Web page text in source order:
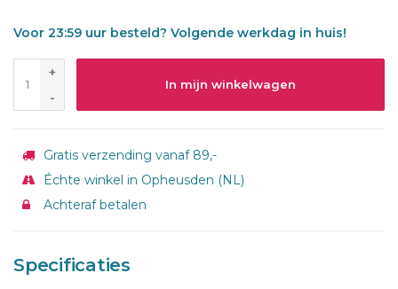
Voor 23:59 uur besteld? Volgende werkdag in huis!
+
-
In mijn winkelwagen
Gratis verzending vanaf 89,-
Échte winkel in Opheusden (NL)
Achteraf betalen
Specificaties